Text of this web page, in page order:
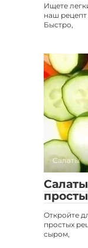
Ищете
наш рецепт
Быстро,
Салаты
Откройте
простых
сыром,